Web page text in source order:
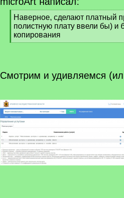
[
q
]
Наверное, сделают платный
полистную плату ввели бы) и
копирования
[
Смотрим и удивляемся